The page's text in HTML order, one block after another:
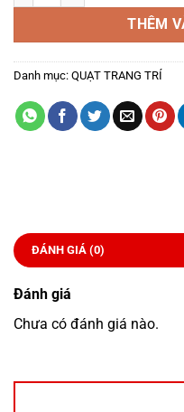
THÊM
Danh mục: QUẠT TRANG TRÍ
ĐÁNH GIÁ (0)
Đánh giá
Chưa có đánh giá nào.